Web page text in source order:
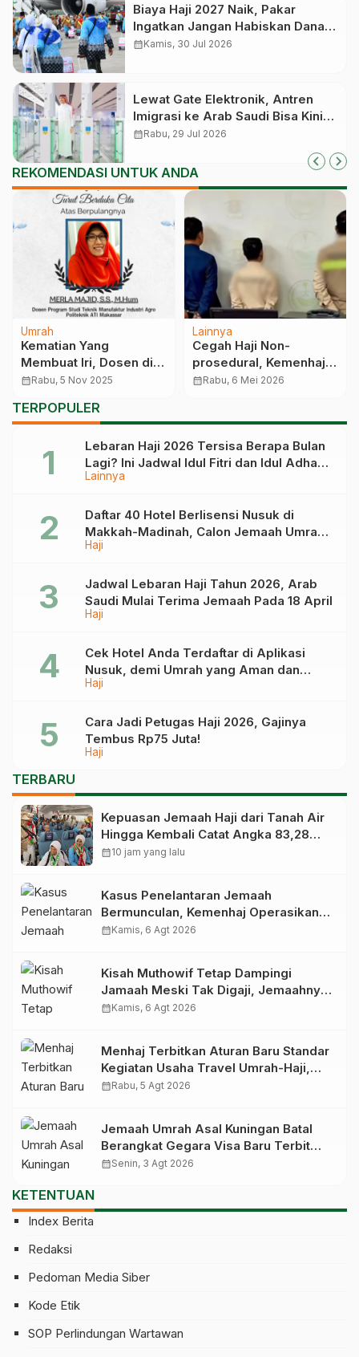
Biaya Haji 2027 Naik, Pakar
Ingatkan Jangan Habiskan Dana
Manfaat Jutaan Calon Jemaah
calendar_monthKamis, 30 Jul 2026
Lewat Gate Elektronik, Antren
Imigrasi ke Arab Saudi Bisa Kini
Cepat
calendar_monthRabu, 29 Jul 2026
REKOMENDASI UNTUK ANDA
Umrah
Kematian Yang
Membuat Iri, Dosen di
Makassar Wafat di
Umrah
calendar_monthRabu, 5 Nov 2025
Lainnya
Cegah Haji Non-
prosedural, Kemenhaj
Sebut Sudah 10 WNI
calendar_monthRabu, 6 Mei 2026
TERPOPULER
Lainnya
Lebaran Haji 2026 Tersisa Berapa Bulan
Lagi? Ini Jadwal Idul Fitri dan Idul Adha
Tahun Depan
Haji
Daftar 40 Hotel Berlisensi Nusuk di
Makkah-Madinah, Calon Jemaah Umrah
Cek di Sini
Haji
Jadwal Lebaran Haji Tahun 2026, Arab
Saudi Mulai Terima Jemaah Pada 18 April
Haji
Cek Hotel Anda Terdaftar di Aplikasi
Nusuk, demi Umrah yang Aman dan
Tidak Dimanipulasi
Haji
Cara Jadi Petugas Haji 2026, Gajinya
Tembus Rp75 Juta!
TERBARU
Kepuasan Jemaah Haji dari Tanah Air
Hingga Kembali Catat Angka 83,28
Persen
calendar_month10 jam yang lalu
Kasus Penelantaran Jemaah
Bermunculan, Kemenhaj Operasikan
Posko Pengawasan di Bandara
calendar_monthKamis, 6 Agt 2026
Kisah Muthowif Tetap Dampingi
Jamaah Meski Tak Digaji, Jemaahnya
Korban Penelantaran Pihak Travel
calendar_monthKamis, 6 Agt 2026
Menhaj Terbitkan Aturan Baru Standar
Kegiatan Usaha Travel Umrah-Haji,
Siap-siap Disanksi Jika Melanggar
calendar_monthRabu, 5 Agt 2026
Jemaah Umrah Asal Kuningan Batal
Berangkat Gegara Visa Baru Terbit
Saat Pesawat Lepas Landas
calendar_monthSenin, 3 Agt 2026
KETENTUAN
Index Berita
Redaksi
Pedoman Media Siber
Kode Etik
SOP Perlindungan Wartawan